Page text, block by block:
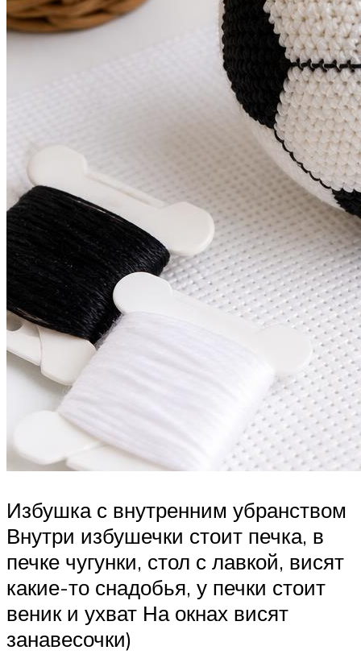
Избушка с внутренним убранством
Внутри избушечки стоит печка, в
печке чугунки, стол с лавкой, висят
какие-то снадобья, у печки стоит
веник и ухват На окнах висят
занавесочки)